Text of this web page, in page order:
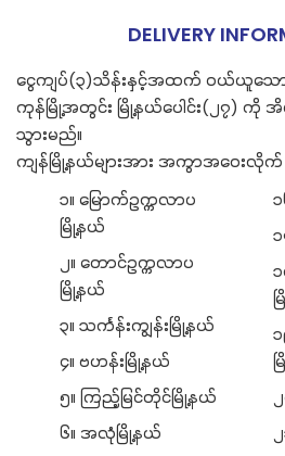
DELIVERY
ငွေကျပ်(၃)သိန်းနှင့်အထက် ဝယ်ယူသော
ကုန်မြို့အတွင်း မြို့နယ်ပေါင်း(၂၇) ကို
သွားမည်။
ကျန်မြို့နယ်များအား အကွာအဝေးလိုက်
၁။ မြောက်ဥက္ကလာပ
မြို့နယ်
၂။ တောင်ဥက္ကလာပ
မြို့နယ်
၃။ သင်္ကန်းကျွန်းမြို့နယ်
၄။ ဗဟန်းမြို့နယ်
၅။ ကြည့်မြင်တိုင်မြို့နယ်
၆။ အလုံမြို့နယ်